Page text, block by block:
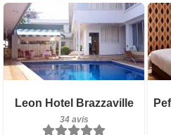
Leon Hotel Brazzaville
34 avis
Petit-déjeuner inclus
34 avis
Détails
Réserver